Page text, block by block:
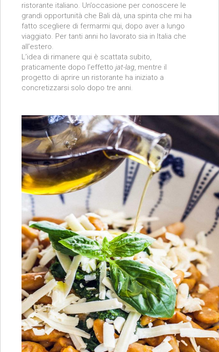
ristorante italiano. Un’occasione per conoscere le
grandi opportunità che Bali dà, una spinta che mi ha
fatto scegliere di fermarmi qui, dopo aver a lungo
viaggiato. Per tanti anni ho lavorato sia in Italia che
all’estero.
L’idea di rimanere qui è scattata subito,
praticamente dopo l’effettojat-lag, mentre il
progetto di aprire un ristorante ha iniziato a
concretizzarsi solo dopo tre anni.